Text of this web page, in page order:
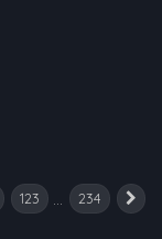
123 234